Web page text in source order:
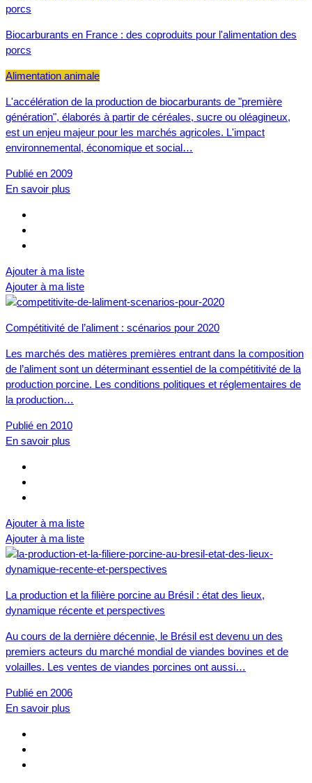
Biocarburants en France : des coproduits pour l'alimentation des
porcs
Alimentation animale
L'accélération de la production de biocarburants de "première
génération", élaborés à partir de céréales, sucre ou oléagineux,
est un enjeu majeur pour les marchés agricoles. L'impact
environnemental, économique et social…
Publié en 2009
En savoir plus
Ajouter à ma liste
Ajouter à ma liste
Compétitivité de l’aliment : scénarios pour 2020
Les marchés des matières premières entrant dans la composition
de l’aliment sont un déterminant essentiel de la compétitivité de la
production porcine. Les conditions politiques et réglementaires de
la production…
Publié en 2010
En savoir plus
Ajouter à ma liste
Ajouter à ma liste
La production et la filière porcine au Brésil : état des lieux,
dynamique récente et perspectives
Au cours de la dernière décennie, le Brésil est devenu un des
premiers acteurs du marché mondial de viandes bovines et de
volailles. Les ventes de viandes porcines ont aussi…
Publié en 2006
En savoir plus